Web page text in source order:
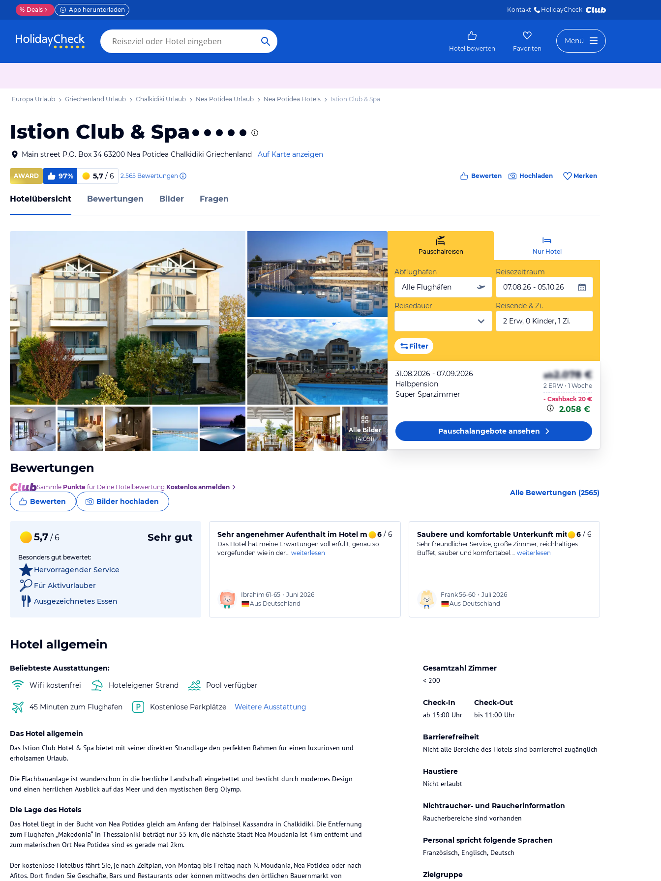
% Deals App herunterladen Kontakt HolidayCheck
Hotel bewerten Favoriten
Menü
Europa Urlaub Griechenland Urlaub Chalkidiki Urlaub Nea Potidea Urlaub Nea Potidea Hotels Istion Club & Spa
Istion Club & Spa
Main street P.O. Box 34 63200 Nea Potidea Chalkidiki Griechenland Auf Karte anzeigen
AWARD 97% 5,7 / 6 2.565 Bewertungen Bewerten Hochladen Merken
Hotelübersicht Bewertungen Bilder Fragen
vom Hotelier, August 2020
vom Hotelier, März 2015
von Thomas, Oktober 2022
Alle Bilder
(4.091)
Pauschalreisen Nur Hotel
Abflughafen
Alle Flughäfen
Reisezeitraum
07.08.26 - 05.10.26
Reisedauer
Reisende & Zi.
2 Erw, 0 Kinder, 1 Zi.
Filter
31.08.2026 - 07.09.2026
Halbpension
Super Sparzimmer
ab2.078 €
2 ERW • 1 Woche
- Cashback 20 €
2.058 €
Pauschalangeboteansehen
Bewertungen
Sammle Punkte für Deine Hotelbewertung.Kostenlos anmelden
Bewerten Bilder hochladen
Alle Bewertungen (2565)
5,7 / 6 Sehr gut
Besonders gut bewertet:
Hervorragender Service
Für Aktivurlauber
Ausgezeichnetes Essen
Sehr angenehmer Aufenthalt im Hotel mit freundlichem Service
6/ 6
Das Hotel hat meine Erwartungen voll erfüllt, genau so
vorgefunden wie in der… weiterlesen
Ibrahim 61-65 • Juni 2026
Aus Deutschland
Saubere und komfortable Unterkunft mit reichhaltigem Buffet
6/ 6
Sehr freundlicher Service, große Zimmer, reichhaltiges
Buffet, sauber und komfortabel.… weiterlesen
Frank56-60 • Juli 2026
Aus Deutschland
Hotel allgemein
Beliebteste Ausstattungen:
Wifi kostenfrei
Hoteleigener Strand Pool verfügbar
45 Minuten zum Flughafen Kostenlose Parkplätze Weitere Ausstattung
Gesamtzahl Zimmer
< 200
Check-In
ab 15:00 Uhr
Check-Out
bis 11:00 Uhr
Barrierefreiheit
Nicht alle Bereiche des Hotels sind barrierefrei zugänglich
Haustiere
Nicht erlaubt
Nichtraucher- und Raucherinformation
Raucherbereiche sind vorhanden
Personal spricht folgende Sprachen
Französisch, Englisch, Deutsch
Zielgruppe
Das Hotel allgemein
Das Istion Club Hotel & Spa bietet mit seiner direkten Strandlage den perfekten Rahmen für einen luxuriösen und
erholsamen Urlaub.
Die Flachbauanlage ist wunderschön in die herrliche Landschaft eingebettet und besticht durch modernes Design
und einen herrlichen Ausblick auf das Meer und den mystischen Berg Olymp.
Die Lage des Hotels
Das Hotel liegt in der Bucht von Nea Potidea gleich am Anfang der Halbinsel Kassandra in Chalkidiki. Die Entfernung
zum Flughafen „Makedonia“ in Thessaloniki beträgt nur 55 km, die nächste Stadt Nea Moudania ist 4km entfernt und
zum malerischen Ort Nea Potidea sind es gerade mal 2km.
Der kostenlose Hotelbus fährt Sie, je nach Zeitplan, von Montag bis Freitag nach N. Moudania, Nea Potidea oder nach
Afitos. Dort finden Sie Geschäfte, Bars und Restaurants oder können mittwochs den örtlichen Bauernmarkt von